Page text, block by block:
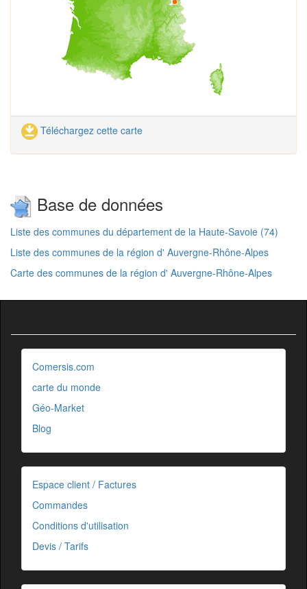
Téléchargez cette carte
Base de données
Liste des communes du département de la Haute-Savoie (74)
Liste des communes de la région d' Auvergne-Rhône-Alpes
Carte des communes de la région d' Auvergne-Rhône-Alpes
Comersis.com
carte du monde
Géo-Market
Blog
Espace client / Factures
Commandes
Conditions d'utilisation
Devis / Tarifs